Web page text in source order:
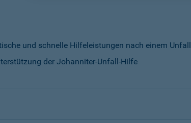
und schnelle Hilfeleistungen nach einem Unfall
der Johanniter-Unfall-Hilfe